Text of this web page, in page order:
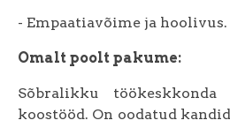
- Empaatiavõime ja hoolivus.
Omalt poolt pakume:
Sõbralikku
koostööd. On oodatud